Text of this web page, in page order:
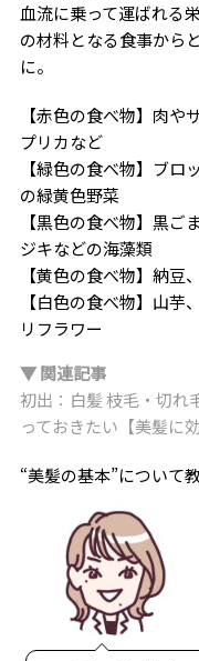
血流に乗って運ばれる
の材料となる食事から
に。
【赤色の食べ物】肉
プリカなど
【緑色の食べ物】ブ
の緑黄色野菜
【黒色の食べ物】黒ご
ジキなどの海藻類
【黄色の食べ物】納豆
【白色の食べ物】山
リフラワー
▼ 関連記事
初出：白髪 枝毛・切
っておきたい【美髪に
“美髪の基本”について